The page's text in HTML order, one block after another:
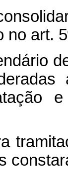
no art.